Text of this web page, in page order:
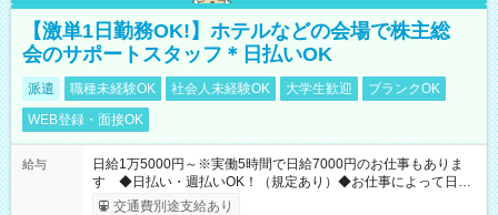
【激単1日勤務OK!】ホテルなどの会場で株主総
会のサポートスタッフ＊日払いOK
派遣 職種未経験OK 社会人未経験OK 大学生歓迎
ブランクOK
WEB登録・面接OK
給与
日給1万5000円～※実働5時間で日給7000円のお仕事もありま
す ◆日払い・週払いOK！（規定あり）◆お仕事によって日給
も異なります
交通費別途支給あり